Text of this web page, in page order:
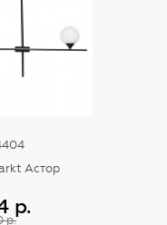
Астор
р.
р.